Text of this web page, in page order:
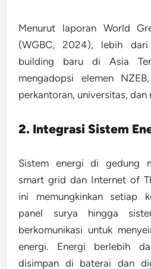
Menurut laporan World
(WGBC, 2024), lebih dari
building baru di Asia
mengadopsi elemen
perkantoran, universitas, dan
2. Integrasi Sistem
Sistem energi di gedung
smart grid dan Internet of
ini memungkinkan setiap
panel surya hingga
berkomunikasi untuk
energi. Energi berlebih
disimpan di baterai dan